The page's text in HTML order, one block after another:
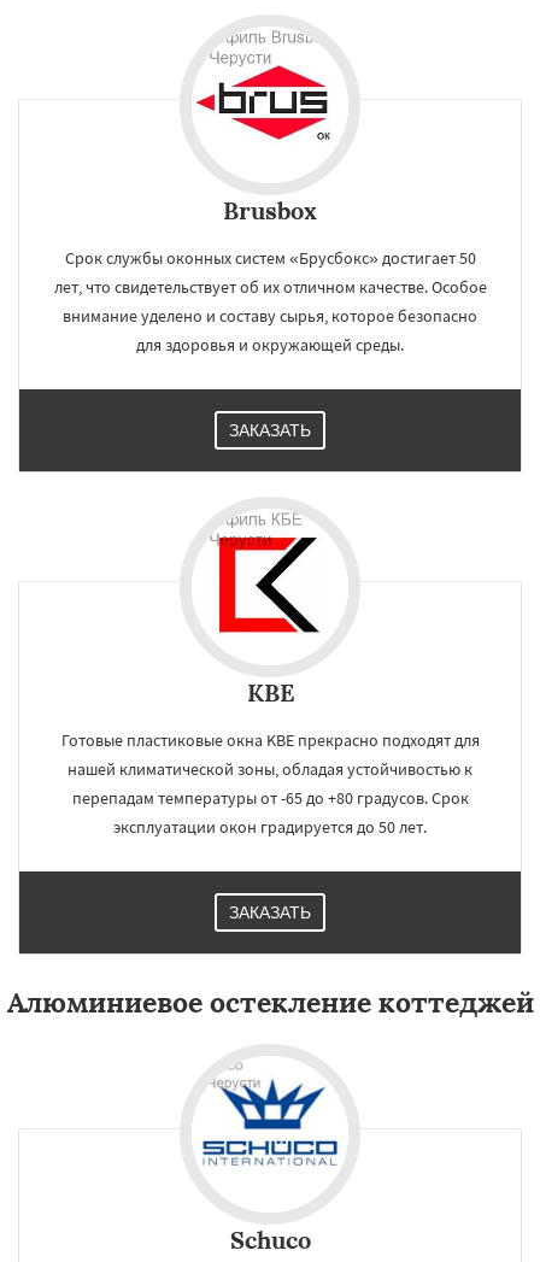
Brusbox
Срок службы оконных систем «Брусбокс» достигает 50
лет, что свидетельствует об их отличном качестве. Особое
внимание уделено и составу сырья, которое безопасно
для здоровья и окружающей среды.
ЗАКАЗАТЬ
KBE
Готовые пластиковые окна KBE прекрасно подходят для
нашей климатической зоны, обладая устойчивостью к
перепадам температуры от -65 до +80 градусов. Срок
эксплуатации окон градируется до 50 лет.
ЗАКАЗАТЬ
Алюминиевое остекление коттеджей
Schuco